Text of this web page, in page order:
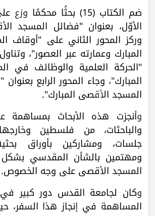
ضم الكتاب (15) بحثًا محكمًا
وزع
الأوّل، بعنوان "فضائل المسجد
وركز المحور الثاني على "أوقاف
المبارك وعمارته عبر العصور"،
"الحركة العلمية والوظائف في
المبارك"، وجاء المحور الرابع بعنوان
المسجد الأقصى المبارك".
وأنجزت هذه الأبحاث بمساهمة
والباحثات، من فلسطين
جلسات، ومشاركين بأوراق
ومهتمين بالشأن المقدسي
المسجد الأقصى على وجه الخصوص.
وكان لجامعة القدس دور كبير
المساهمة في إنجاز هذا السفر،